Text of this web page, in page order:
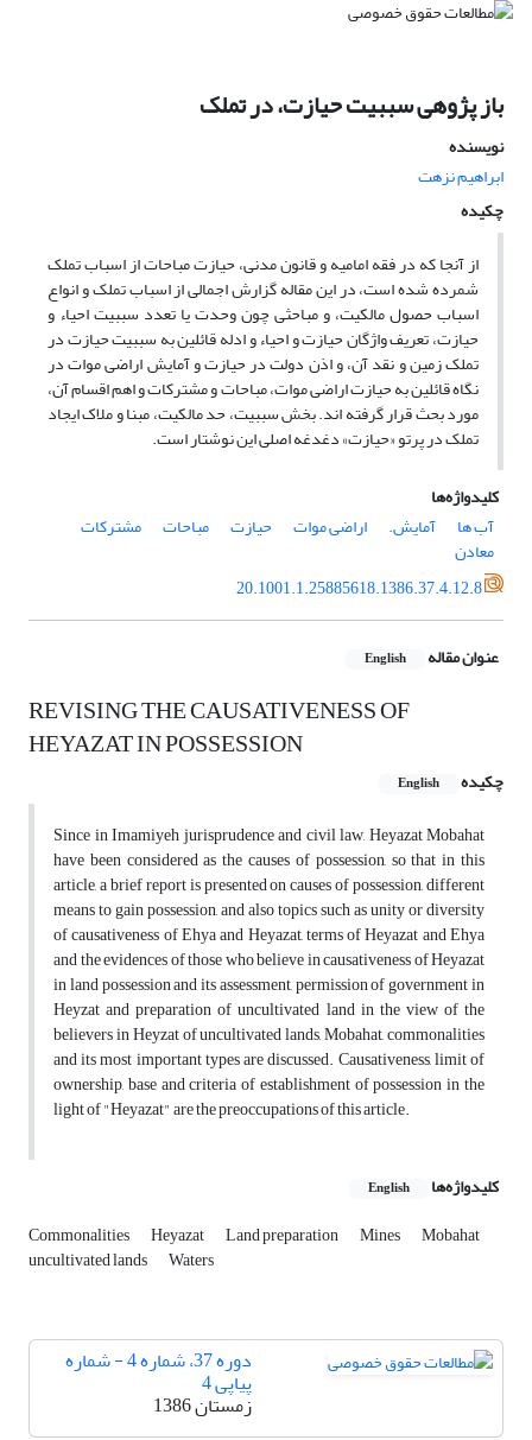
باز پژوهی سببیت حیازت، در تملک
نویسنده
ابراهیم نزهت
چکیده
از آنجا که در فقه امامیه و قانون مدنی، حیازت مباحات از اسباب تملک
شمرده شده است، در این مقاله گزارش اجمالی از اسباب تملک و انواع
اسباب حصول مالکیت، و مباحثی چون وحدت یا تعدد سببیت احیاء و
حیازت، تعریف واژگان حیازت و احیاء و ادله قائلین به سببیت حیازت در
تملک زمین و نقد آن، و اذن دولت در حیازت و آمایش اراضی موات در
نگاه قائلین به حیازت اراضی موات، مباحات و مشترکات و اهم اقسام آن،
مورد بحث قرار گرفته اند. بخش سببیت، حد مالکیت، مبنا و ملاک ایجاد
تملک در پرتو «حیازت» دغدغه اصلی این نوشتار است.
کلیدواژه‌ها
آب ها
آمایش. اراضی موات حیازت مباحات مشترکات
معادن
20.1001.1.25885618.1386.37.4.12.8
عنوان مقاله English
REVISING THE CAUSATIVENESS OF
HEYAZAT IN POSSESSION
چکیده English
Since in Imamiyeh jurisprudence and civil law, Heyazat Mobahat
have been considered as the causes of possession, so that in this
article, a brief report is presented on causes of possession, different
means to gain possession, and also topics such as unity or diversity
of causativeness of Ehya and Heyazat, terms of Heyazat and Ehya
and the evidences of those who believe in causativeness of Heyazat
in land possession and its assessment, permission of government in
Heyzat and preparation of uncultivated land in the view of the
believers in Heyzat of uncultivated lands, Mobahat, commonalities
and its most important types are discussed. Causativeness, limit of
ownership, base and criteria of establishment of possession in the
light of "Heyazat" are the preoccupations of this article.
کلیدواژه‌ها English
Commonalities Heyazat Land preparation Mines Mobahat
uncultivated lands Waters
دوره 37، شماره 4 - شماره
پیاپی 4
زمستان 1386